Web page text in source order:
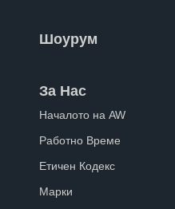
Шоурум
За Нас
Началото на AW
Работно Време
Етичен Кодекс
Марки